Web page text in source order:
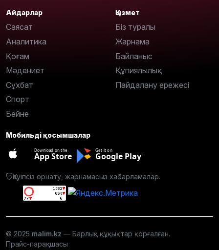
Айдарлар
Саясат
Аналитика
Қоғам
Мәдениет
Сұхбат
Спорт
Бейне
Қызмет
Біз туралы
Жарнама
Байланыс
Құпиялылық
Пайдалану ережесі
Мобильді қосымшалар
Download on the
App Store
Get it on
Google Play
Қауіпсіз орнату, жарнамасыз хабарламалар.
© 2025 malim.kz — Барлық құқықтар қорғалған.
Прайс-парақшасы